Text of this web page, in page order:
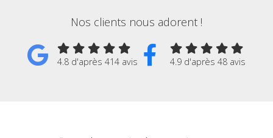
Nos clients nous adorent !
4.8 d'après 414 avis 4.9 d'après 48 avis